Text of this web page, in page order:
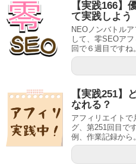
【実践166】
て実践しよう
NEOノンバトル
して、零SEOア
回で６週目です
【実践251】
なれる？
アフィリエイトで
グ、第251回目で
例、作業記録から